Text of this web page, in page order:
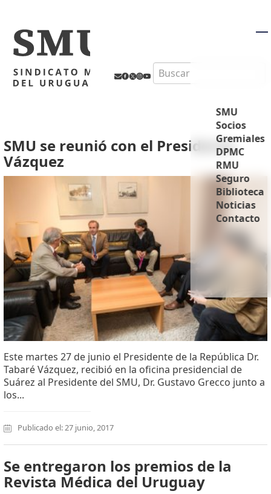
Search
SMU
Socios
Gremiales
DPMC
RMU
Seguro
Biblioteca
Noticias
Contacto
SMU se reunió con el Presidente
Vázquez
Este martes 27 de junio el Presidente de la República Dr.
Tabaré Vázquez, recibió en la oficina presidencial de
Suárez al Presidente del SMU, Dr. Gustavo Grecco junto a
los...
Publicado el: 27 junio, 2017
Se entregaron los premios de la
Revista Médica del Uruguay